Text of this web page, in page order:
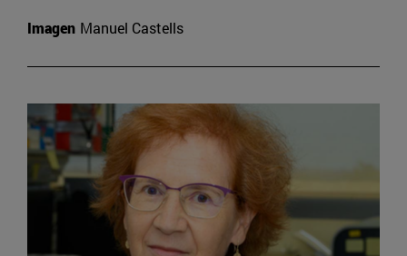
Imagen Manuel Castells